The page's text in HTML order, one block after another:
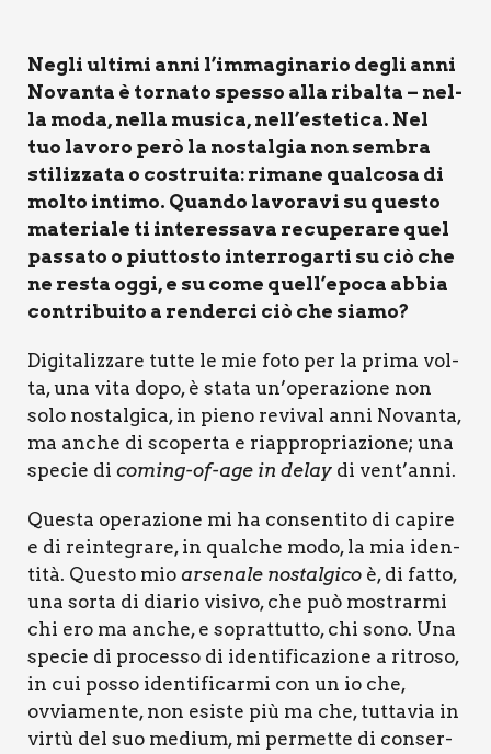
Negli ulti­mi anni l’immaginario degli anni
Novan­ta è tor­na­to spes­so alla ribal­ta – nel­
la moda, nel­la musi­ca, nell’estetica. Nel
tuo lavo­ro però la nostal­gia non sem­bra
sti­liz­za­ta o costrui­ta: rima­ne qual­co­sa di
mol­to inti­mo. Quan­do lavo­ra­vi su que­sto
mate­ria­le ti inte­res­sa­va recu­pe­ra­re quel
pas­sa­to o piut­to­sto inter­ro­gar­ti su ciò che
ne resta oggi, e su come quell’epoca abbia
con­tri­bui­to a ren­der­ci ciò che sia­mo?
Digi­ta­liz­za­re tut­te le mie foto per la pri­ma vol­
ta, una vita dopo, è sta­ta un’operazione non
solo nostal­gi­ca, in pie­no revi­val anni Novan­ta,
ma anche di sco­per­ta e riap­pro­pria­zio­ne; una
spe­cie di coming-of-age in delay di vent’anni.
Que­sta ope­ra­zio­ne mi ha con­sen­ti­to di capi­re
e di rein­te­gra­re, in qual­che modo, la mia iden­
ti­tà. Que­sto mio arse­na­le nostal­gi­co è, di fat­to,
una sor­ta di dia­rio visi­vo, che può mostrar­mi
chi ero ma anche, e soprat­tut­to, chi sono. Una
spe­cie di pro­ces­so di iden­ti­fi­ca­zio­ne a ritro­so,
in cui pos­so iden­ti­fi­car­mi con un io che,
ovvia­men­te, non esi­ste più ma che, tut­ta­via in
vir­tù del suo medium, mi per­met­te di con­ser­